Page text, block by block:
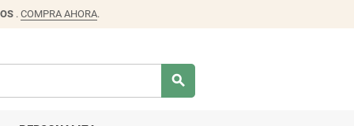
. COMPRA AHORA.
search